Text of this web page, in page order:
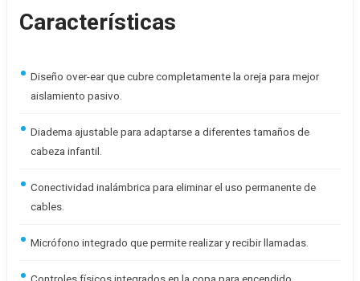
Características
Diseño over-ear que cubre completamente la oreja para mejor
aislamiento pasivo.
Diadema ajustable para adaptarse a diferentes tamaños de
cabeza infantil.
Conectividad inalámbrica para eliminar el uso permanente de
cables.
Micrófono integrado que permite realizar y recibir llamadas.
Controles físicos integrados en la copa para encendido,